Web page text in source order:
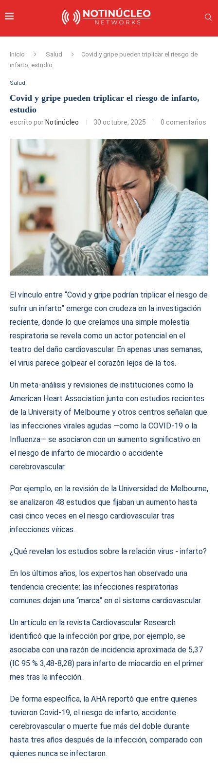
Inicio Salud
Covid y gripe pueden triplicar el riesgo de
infarto, estudio
Salud
Covid y gripe pueden triplicar el riesgo de infarto,
estudio
escrito por Notinúcleo 30 octubre, 2025 0 comentarios
El vínculo entre “Covid y gripe podrían triplicar el riesgo de
sufrir un infarto” emerge con crudeza en la investigación
reciente, donde lo que creíamos una simple molestia
respiratoria se revela como un actor potencial en el
teatro del daño cardiovascular. En apenas unas semanas,
el virus parece golpear el corazón lejos de la tos.
Un meta‑análisis y revisiones de instituciones como la
American Heart Association junto con estudios recientes
de la University of Melbourne y otros centros señalan que
las infecciones virales agudas —como la COVID‑19 o la
Influenza— se asociaron con un aumento significativo en
el riesgo de infarto de miocardio o accidente
cerebrovascular.
Por ejemplo, en la revisión de la Universidad de Melbourne,
se analizaron 48 estudios que fijaban un aumento hasta
casi cinco veces en el riesgo cardiovascular tras
infecciones víricas.
¿Qué revelan los estudios sobre la relación virus ‑ infarto?
En los últimos años, los expertos han observado una
tendencia creciente: las infecciones respiratorias
comunes dejan una “marca” en el sistema cardiovascular.
Un artículo en la revista Cardiovascular Research
identificó que la infección por gripe, por ejemplo, se
asociaba con una razón de incidencia aproximada de 5,37
(IC 95 % 3,48‑8,28) para infarto de miocardio en el primer
mes tras la infección.
De forma específica, la AHA reportó que entre quienes
tuvieron Covid‑19, el riesgo de infarto, accidente
cerebrovascular o muerte fue más del doble durante
hasta tres años después de la infección, comparado con
quienes nunca se infectaron.